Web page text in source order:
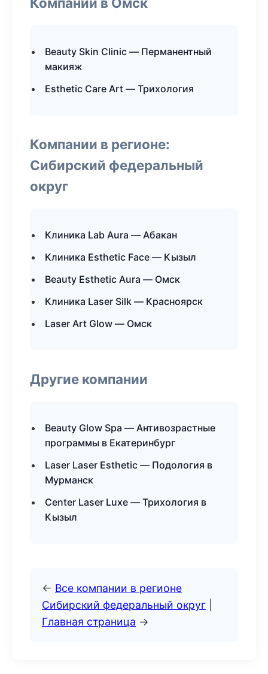
Beauty Skin Clinic — Перманентный
макияж
Esthetic Care Art — Трихология
Компании в регионе:
Сибирский федеральный
округ
Клиника Lab Aura — Абакан
Клиника Esthetic Face — Кызыл
Beauty Esthetic Aura — Омск
Клиника Laser Silk — Красноярск
Laser Art Glow — Омск
Другие компании
Beauty Glow Spa — Антивозрастные
программы в Екатеринбург
Laser Laser Esthetic — Подология в
Мурманск
Center Laser Luxe — Трихология в
Кызыл
← Все компании в регионе
Сибирский федеральный округ
Главная страница →